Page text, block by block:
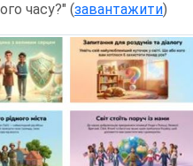
часу?" (завантажити)